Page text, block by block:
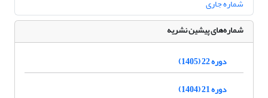
شماره جاری
شماره‌های پیشین نشریه
دوره 22 (1405)
دوره 21 (1404)